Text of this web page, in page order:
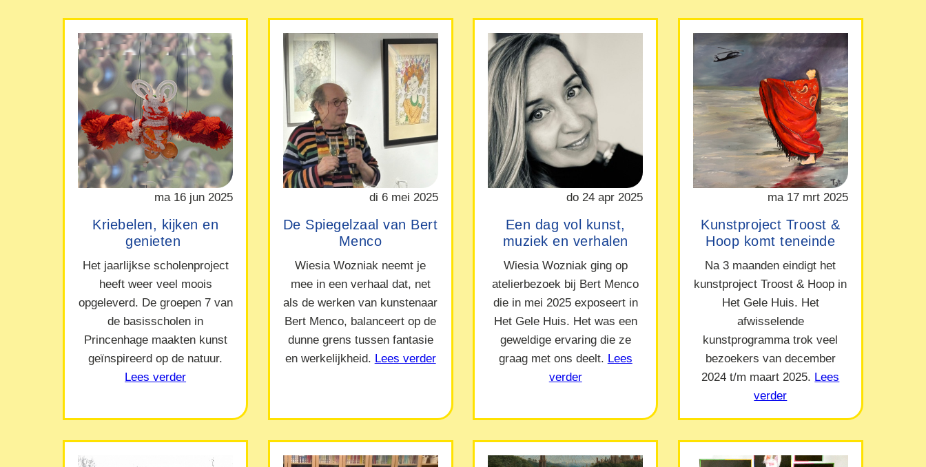
ma 16 jun 2025
Kriebelen, kijken en
genieten
Het jaarlijkse scholenproject
heeft weer veel moois
opgeleverd. De groepen 7 van
de basisscholen in
Princenhage maakten kunst
geïnspireerd op de natuur.
Lees verder
di 6 mei 2025
De Spiegelzaal van Bert
Menco
Wiesia Wozniak neemt je
mee in een verhaal dat, net
als de werken van kunstenaar
Bert Menco, balanceert op de
dunne grens tussen fantasie
en werkelijkheid. Lees verder
do 24 apr 2025
Een dag vol kunst,
muziek en verhalen
Wiesia Wozniak ging op
atelierbezoek bij Bert Menco
die in mei 2025 exposeert in
Het Gele Huis. Het was een
geweldige ervaring die ze
graag met ons deelt. Lees
verder
ma 17 mrt 2025
Kunstproject Troost &
Hoop komt teneinde
Na 3 maanden eindigt het
kunstproject Troost & Hoop in
Het Gele Huis. Het
afwisselende
kunstprogramma trok veel
bezoekers van december
2024 t/m maart 2025. Lees
verder